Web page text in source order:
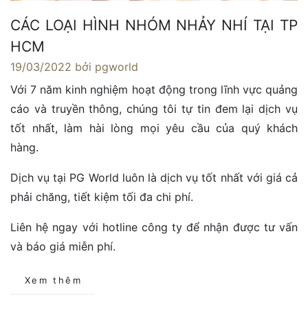
CÁC LOẠI HÌNH NHÓM NHẢY NHÍ TẠI TP
HCM
19/03/2022 bởi pgworld
Với 7 năm kinh nghiệm hoạt động trong lĩnh vực quảng
cáo và truyền thông, chúng tôi tự tin đem lại dịch vụ
tốt nhất, làm hài lòng mọi yêu cầu của quý khách
hàng.
Dịch vụ tại PG World luôn là dịch vụ tốt nhất với giá cả
phải chăng, tiết kiệm tối đa chi phí.
Liên hệ ngay với hotline công ty để nhận được tư vấn
và báo giá miễn phí.
Xem thêm